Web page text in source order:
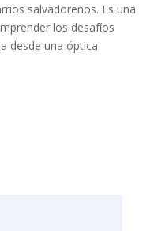
salvadoreños. Es una
los desafíos
desde una óptica